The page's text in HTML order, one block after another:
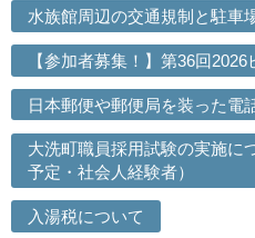
水族館周辺の交通規制と駐車
【参加者募集！】第36回
日本郵便や郵便局を装った電
大洗町職員採用試験の実施に
予定・社会人経験者）
入湯税について